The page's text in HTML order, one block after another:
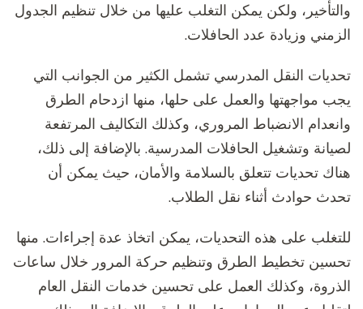
والتأخير، ولكن يمكن التغلب عليها من خلال تنظيم الجدول
الزمني وزيادة عدد الحافلات.
تحديات النقل المدرسي تشمل الكثير من الجوانب التي
يجب مواجهتها والعمل على حلها، منها ازدحام الطرق
وانعدام الانضباط المروري، وكذلك التكاليف المرتفعة
لصيانة وتشغيل الحافلات المدرسية. بالإضافة إلى ذلك،
هناك تحديات تتعلق بالسلامة والأمان، حيث يمكن أن
تحدث حوادث أثناء نقل الطلاب.
للتغلب على هذه التحديات، يمكن اتخاذ عدة إجراءات. منها
تحسين تخطيط الطرق وتنظيم حركة المرور خلال ساعات
الذروة، وكذلك العمل على تحسين خدمات النقل العام